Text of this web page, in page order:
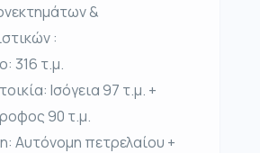
&
:
316 τ.μ.
Ισόγεια 97 τ.μ. +
90 τ.μ.
Αυτόνομη πετρελαίου +